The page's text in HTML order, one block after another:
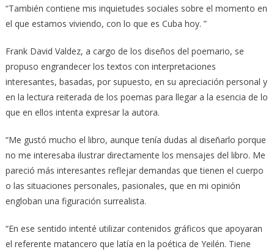
“También contiene mis inquietudes sociales sobre el momento en
el que estamos viviendo, con lo que es Cuba hoy. ”
Frank David Valdez, a cargo de los diseños del poemario, se
propuso engrandecer los textos con interpretaciones
interesantes, basadas, por supuesto, en su apreciación personal y
en la lectura reiterada de los poemas para llegar a la esencia de lo
que en ellos intenta expresar la autora.
“Me gustó mucho el libro, aunque tenía dudas al diseñarlo porque
no me interesaba ilustrar directamente los mensajes del libro. Me
pareció más interesantes reflejar demandas que tienen el cuerpo
o las situaciones personales, pasionales, que en mi opinión
engloban una figuración surrealista.
“En ese sentido intenté utilizar contenidos gráficos que apoyaran
el referente matancero que latía en la poética de Yeilén. Tiene